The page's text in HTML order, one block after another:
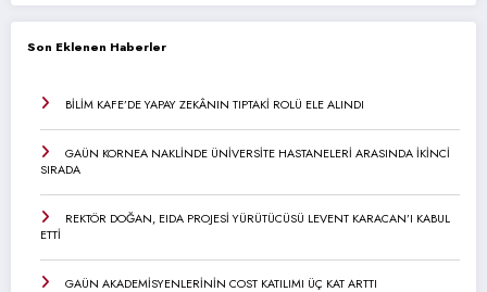
Son Eklenen Haberler
BİLİM KAFE’DE YAPAY ZEKÂNIN TIPTAKİ ROLÜ ELE ALINDI
GAÜN KORNEA NAKLİNDE ÜNİVERSİTE HASTANELERİ ARASINDA İKİNCİ
SIRADA
REKTÖR DOĞAN, EIDA PROJESİ YÜRÜTÜCÜSÜ LEVENT KARACAN’I KABUL
ETTİ
GAÜN AKADEMİSYENLERİNİN COST KATILIMI ÜÇ KAT ARTTI